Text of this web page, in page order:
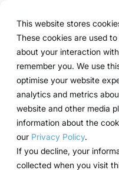
This website stores
These cookies are used
about your interaction
remember you. We use
optimise your website
analytics and metrics
website and other media
information about the
our Privacy Policy.
If you decline, your
collected when you visit
überspringen
Overzicht
Zo werkt het
Het systeem
centraal
Voor
Functionaliteiten
Planning
Boeking
Logistiek
Analyse
Alles
heeft
Van de
tot en
werken
Marketingteams
Eventmanagers
Inkoop
Voor
die
beurzen
Referenties
Projecten
events
Prijzen & model
Huursystemen uitgelegd
Logistiek-flatrate
Schaalbaarheid
Publieke Versie
Over ons
WWM Groep
Duurzaamheid
Technologie & platform
Blog
DGUV-
René Meures: